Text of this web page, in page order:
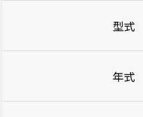
型式
年式